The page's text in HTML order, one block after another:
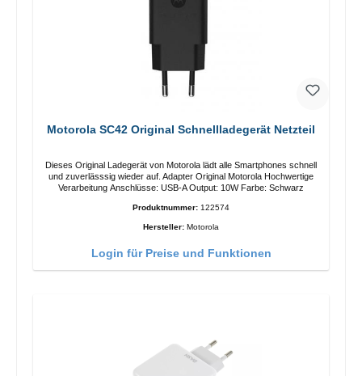
Motorola SC42 Original Schnellladegerät Netzteil
Dieses Original Ladegerät von Motorola lädt alle Smartphones schnell
und zuverlässsig wieder auf. Adapter Original Motorola Hochwertige
Verarbeitung Anschlüsse: USB-A Output: 10W Farbe: Schwarz
Produktnummer: 122574
Hersteller: Motorola
Login für Preise und Funktionen